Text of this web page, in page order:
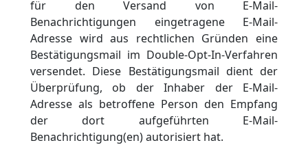
für den Versand von E-Mail-
Benachrichtigungen eingetragene E-Mail-
Adresse wird aus rechtlichen Gründen eine
Bestätigungsmail im Double-Opt-In-Verfahren
versendet. Diese Bestätigungsmail dient der
Überprüfung, ob der Inhaber der E-Mail-
Adresse als betroffene Person den Empfang
der dort aufgeführten E-Mail-
Benachrichtigung(en) autorisiert hat.